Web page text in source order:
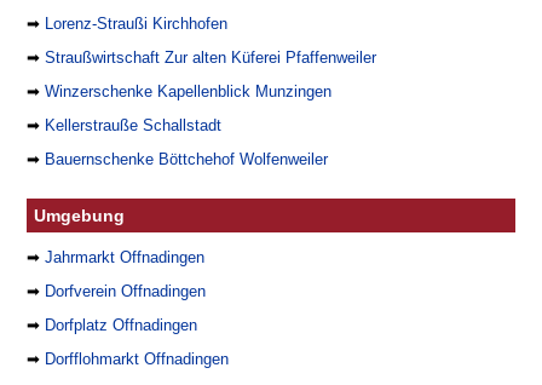
➡
Lorenz-Straußi Kirchhofen
➡Straußwirtschaft Zur alten Küferei Pfaffenweiler
➡Winzerschenke Kapellenblick Munzingen
➡ Kellerstrauße Schallstadt
➡ Bauernschenke Böttchehof Wolfenweiler
Umgebung
➡Jahrmarkt Offnadingen
➡ Dorfverein Offnadingen
➡ Dorfplatz Offnadingen
➡ Dorfflohmarkt Offnadingen